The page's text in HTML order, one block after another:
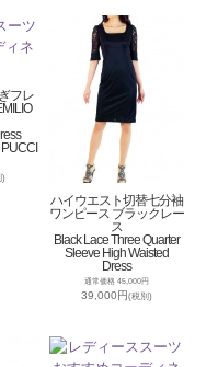
フレ
PUCCI
)
ハイウエスト切替七分袖
ワンピース ブラックレー
ス
Black Lace Three Quarter
Sleeve High Waisted
Dress
通常価格 45,000円
39,000円(税別)